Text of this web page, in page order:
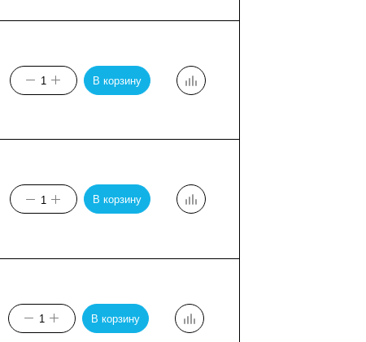
В корзину
В корзину
В корзину